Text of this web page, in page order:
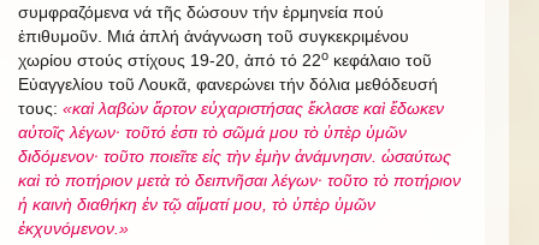
συμφραζόμενα νά τῆς δώσουν τήν ἑρμηνεία πού
ἐπιθυμοῦν. Μιά ἁπλή ἀνάγνωση τοῦ συγκεκριμένου
χωρίου στούς στίχους 19-20, ἀπό τό 22ο κεφάλαιο τοῦ
Εὐαγγελίου τοῦ Λουκᾶ, φανερώνει τήν δόλια μεθόδευσή
τους: «καὶ λαβὼν ἄρτον εὐχαριστήσας ἔκλασε καὶ ἔδωκεν
αὐτοῖς λέγων· τοῦτό ἐστι τὸ σῶμά μου τὸ ὑπὲρ ὑμῶν
διδόμενον· τοῦτο ποιεῖτε εἰς τὴν ἐμὴν ἀνάμνησιν. ὡσαύτως
καὶ τὸ ποτήριον μετὰ τὸ δειπνῆσαι λέγων· τοῦτο τὸ ποτήριον
ἡ καινὴ διαθήκη ἐν τῷ αἵματί μου, τὸ ὑπὲρ ὑμῶν
ἐκχυνόμενον.»